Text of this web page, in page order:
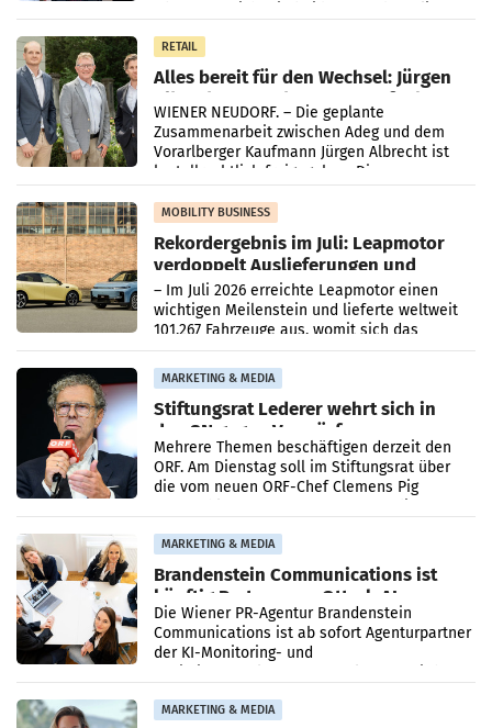
RETAIL
Alles bereit für den Wechsel: Jürgen
Albrecht setzt ab 1.1.2027 auf Adeg
WIENER NEUDORF. – Die geplante
Zusammenarbeit zwischen Adeg und dem
Vorarlberger Kaufmann Jürgen Albrecht ist
kartellrechtlich freigegeben: Die
Bundeswettbewerbsbehörde und der
Bundeskartellanwalt
MOBILITY BUSINESS
Rekordergebnis im Juli: Leapmotor
verdoppelt Auslieferungen und
überschreitet die 100.000er-Marke
– Im Juli 2026 erreichte Leapmotor einen
wichtigen Meilenstein und lieferte weltweit
101.267 Fahrzeuge aus, womit sich das
Ergebnis gegenüber Juli 2025 mehr als
verdoppelte (+102
MARKETING & MEDIA
Stiftungsrat Lederer wehrt sich in
den SN gegen Vorwürfe
Mehrere Themen beschäftigen derzeit den
ORF. Am Dienstag soll im Stiftungsrat über
die vom neuen ORF-Chef Clemens Pig
MARKETING & MEDIA
Brandenstein Communications ist
künftig Partner von OtterlyAI
Die Wiener PR-Agentur Brandenstein
Communications ist ab sofort Agenturpartner
der KI-Monitoring- und
MARKETING & MEDIA